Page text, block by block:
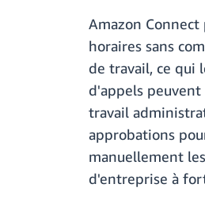
Amazon
horaires sans
de travail, ce qui
d'appels
travail
approbations
manuellement
d'entreprise à